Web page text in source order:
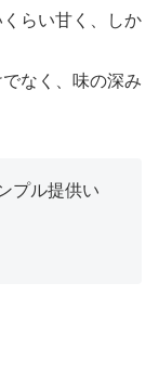
らい甘く、しか
なく、味の深み
プル提供い